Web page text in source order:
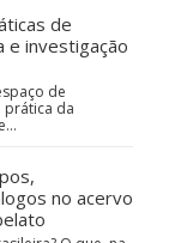
de
e investigação
de
prática da
no acervo